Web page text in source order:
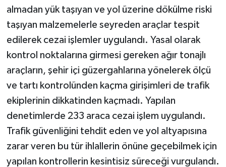
almadan yük taşıyan ve yol üzerine dökülme riski
taşıyan malzemelerle seyreden araçlar tespit
edilerek cezai işlemler uygulandı. Yasal olarak
kontrol noktalarına girmesi gereken ağır tonajlı
araçların, şehir içi güzergahlarına yönelerek ölçü
ve tartı kontrolünden kaçma girişimleri de trafik
ekiplerinin dikkatinden kaçmadı. Yapılan
denetimlerde 233 araca cezai işlem uygulandı.
Trafik güvenliğini tehdit eden ve yol altyapısına
zarar veren bu tür ihlallerin önüne geçebilmek için
yapılan kontrollerin kesintisiz süreceği vurgulandı.